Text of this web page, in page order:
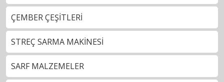
ÇEMBER ÇEŞİTLERİ
STREÇ SARMA MAKİNESİ
SARF MALZEMELER